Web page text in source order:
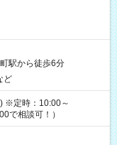
駅から徒歩6分
ど
※定時：10:00～
で相談可！）